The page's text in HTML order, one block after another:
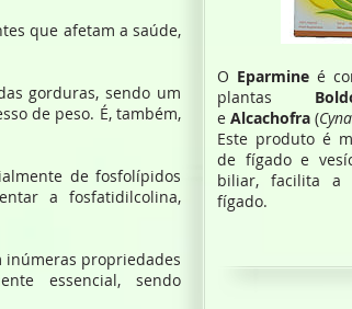
O Eparmineé
plantas
e Alcachofra (
Este produto é
de fígado e
biliar, facilita a
fígado.
que afetam a saúde,
gorduras, sendo um
de peso. É, também,
de fosfolípidos
a fosfatidilcolina,
inúmeras propriedades
essencial, sendo